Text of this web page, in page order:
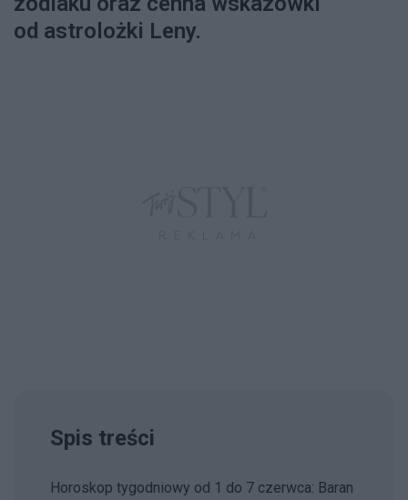
od astrolożki Leny.
Spis treści
Horoskop tygodniowy od 1 do 7 czerwca: Baran